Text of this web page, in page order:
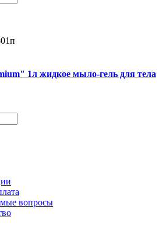
1л жидкое мыло-гель для тела
вопросы